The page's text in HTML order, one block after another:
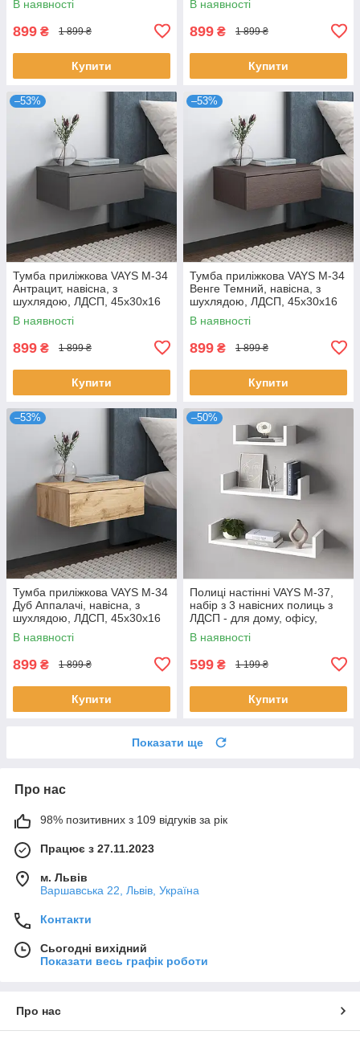
В наявності
899 ₴ 1 899 ₴
Купити
В наявності
899 ₴ 1 899 ₴
Купити
–53%
Тумба приліжкова VAYS M-34
Антрацит, навісна, з
шухлядою, ЛДСП, 45х30х16
см – для спальні
В наявності
899 ₴ 1 899 ₴
Купити
–53%
Тумба приліжкова VAYS M-34
Венге Темний, навісна, з
шухлядою, ЛДСП, 45х30х16
см – для спальні
В наявності
899 ₴ 1 899 ₴
Купити
–53%
Тумба приліжкова VAYS M-34
Дуб Аппалачі, навісна, з
шухлядою, ЛДСП, 45х30х16
см – для спальні
В наявності
899 ₴ 1 899 ₴
Купити
–50%
Полиці настінні VAYS M-37,
набір з 3 навісних полиць з
ЛДСП - для дому, офісу,
вітальні
В наявності
599 ₴ 1 199 ₴
Купити
Показати ще
Про нас
98% позитивних з 109 відгуків за рік
Працює з 27.11.2023
м. Львів
Варшавська 22, Львів, Україна
Контакти
Сьогодні вихідний
Показати весь графік роботи
Про нас